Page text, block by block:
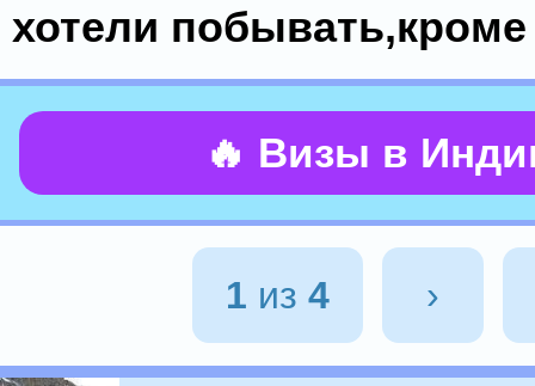
хотели
🔥 Визы в
1 из 4 ›